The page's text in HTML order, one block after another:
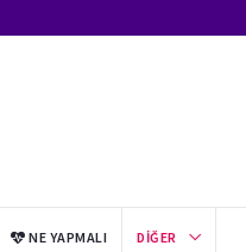
NE YAPMALI DIĞER